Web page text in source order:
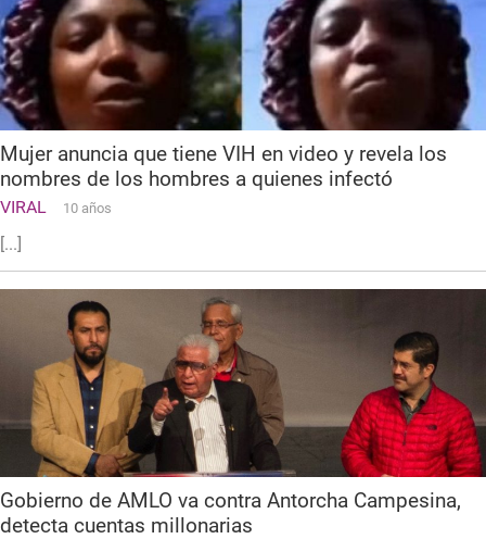
Mujer anuncia que tiene VIH en video y revela los
nombres de los hombres a quienes infectó
VIRAL 10 años
[...]
Gobierno de AMLO va contra Antorcha Campesina,
detecta cuentas millonarias